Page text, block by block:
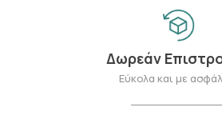
Δωρεάν
Εύκολα και με